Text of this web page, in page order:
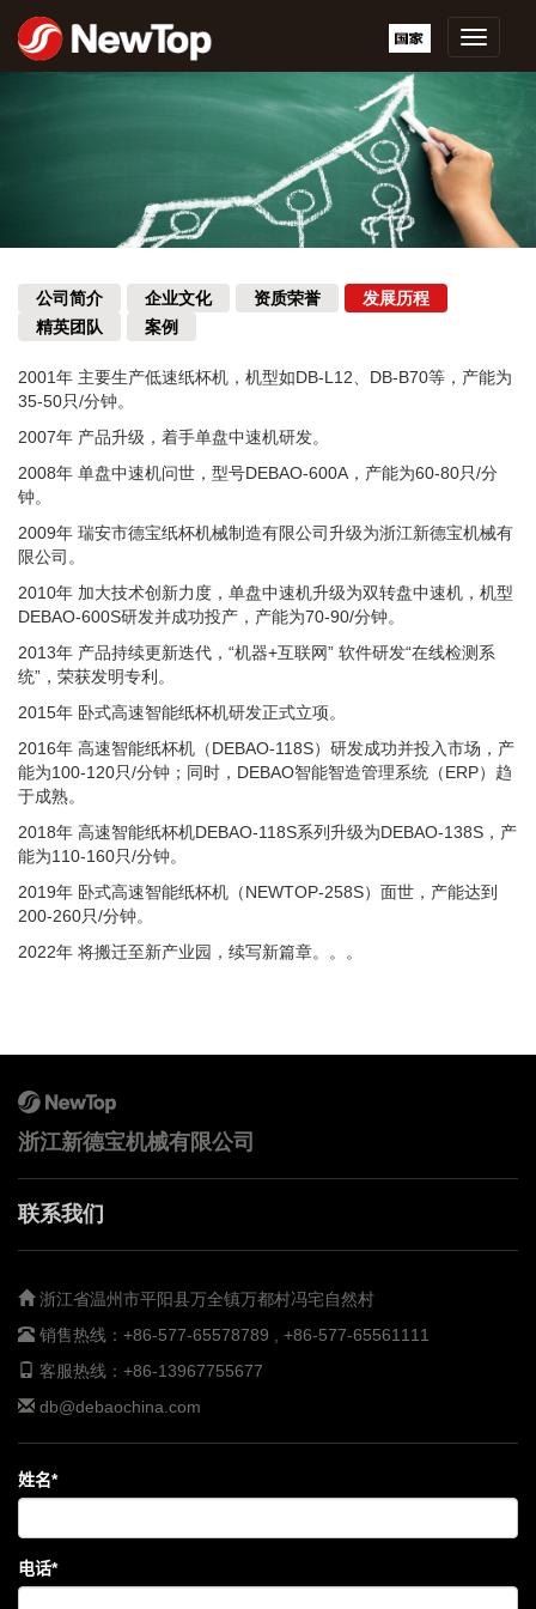
浙
江
宝
机
有
限
公司简介
企业文化 资质荣誉
发展历程
精英团队
案例
2001年 主要生产低速纸杯机，机型如DB-L12、DB-B70等，产能为
35-50只/分钟。
2007年 产品升级，着手单盘中速机研发。
2008年 单盘中速机问世，型号DEBAO-600A，产能为60-80只/分
钟。
2009年 瑞安市德宝纸杯机械制造有限公司升级为浙江新德宝机械有
限公司。
2010年 加大技术创新力度，单盘中速机升级为双转盘中速机，机型
DEBAO-600S研发并成功投产，产能为70-90/分钟。
2013年 产品持续更新迭代，“机器+互联网” 软件研发“在线检测系
统”，荣获发明专利。
2015年 卧式高速智能纸杯机研发正式立项。
2016年 高速智能纸杯机（DEBAO-118S）研发成功并投入市场，产
能为100-120只/分钟；同时，DEBAO智能智造管理系统（ERP）趋
于成熟。
2018年 高速智能纸杯机DEBAO-118S系列升级为DEBAO-138S，产
能为110-160只/分钟。
2019年 卧式高速智能纸杯机（NEWTOP-258S）面世，产能达到
200-260只/分钟。
2022年 将搬迁至新产业园，续写新篇章。。。
浙江新德宝机械有限公司
联系我们
浙江省温州市平阳县万全镇万都村冯宅自然村
销售热线： +86-577-65578789 , +86-577-65561111
客服热线： +86-13967755677
db@debaochina.com
姓名*
电话*